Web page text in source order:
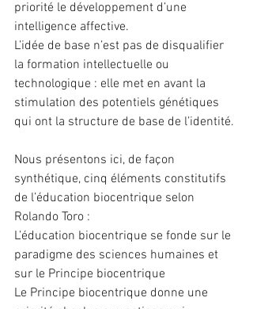
priorité le développement d’une
intelligence affective.
L’idée de base n’est pas de disqualifier
la formation intellectuelle ou
technologique : elle met en avant la
stimulation des potentiels génétiques
qui ont la structure de base de l’identité.
Nous présentons ici, de façon
synthétique, cinq éléments constitutifs
de l’éducation biocentrique selon
Rolando Toro :
L’éducation biocentrique se fonde sur le
paradigme des sciences humaines et
sur le Principe biocentrique
Le Principe biocentrique donne une